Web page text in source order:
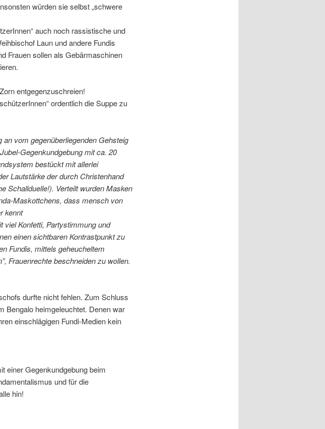
würden sie selbst „schwere
auch noch rassistische und
Laun und andere Fundis
Frauen sollen als Gebärmaschinen
entgegenzuschreien!
ordentlich die Suppe zu
vom gegenüberliegenden Gehsteig
Gegenkundgebung mit ca. 20
bestückt mit allerlei
Lautstärke der durch Christenhand
Schallduelle!). Verteilt wurden Masken
Maskottchens, dass mensch von
kennt
viel Konfetti, Partystimmung und
einen sichtbaren Kontrastpunkt zu
Fundis, mittels geheucheltem
Frauenrechte beschneiden zu wollen.
durfte nicht fehlen. Zum Schluss
Bengalo heimgeleuchtet. Denen war
einschlägigen Fundi-Medien kein
einer Gegenkundgebung beim
und für die
hin!